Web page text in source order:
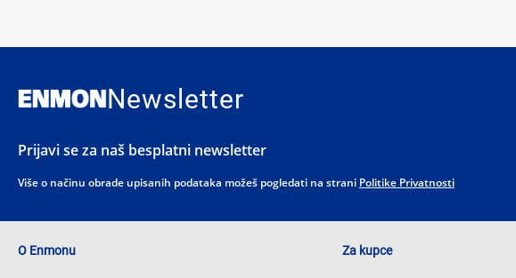
Newsletter
Prijavi se za naš besplatni newsletter
Više o načinu obrade upisanih podataka možeš pogledati na strani Politike Privatnosti
O Enmonu Za kupce